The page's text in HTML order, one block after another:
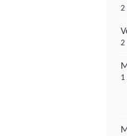
2
2
1